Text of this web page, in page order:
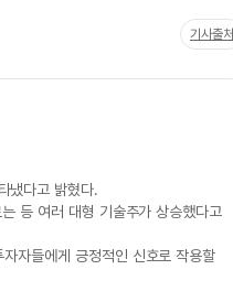
기사출처
냈다고 밝혔다.
등 여러 대형 기술주가 상승했다고
자들에게 긍정적인 신호로 작용할